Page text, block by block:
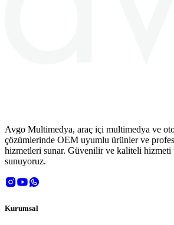
Avgo Multimedya, araç içi multimedya ve
çözümlerinde OEM uyumlu ürünler ve
hizmetleri sunar. Güvenilir ve kaliteli hizmeti
sunuyoruz.
Kurumsal